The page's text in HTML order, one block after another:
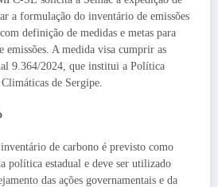
a formulação do inventário de emissões
definição de medidas e metas para
emissões. A medida visa cumprir as
9.364/2024, que institui a Política
de Sergipe.
de carbono é previsto como
política estadual e deve ser utilizado
das ações governamentais e da